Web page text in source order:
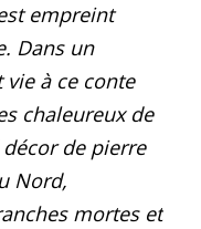
empreint
Dans un
à ce conte
chaleureux de
de pierre
Nord,
mortes et